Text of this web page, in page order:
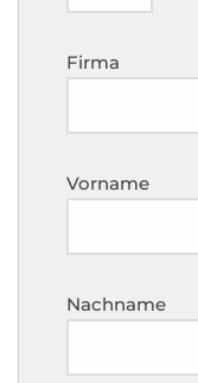
Firma
Vorname
Nachname